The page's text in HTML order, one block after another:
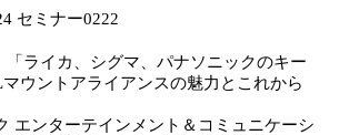
セミナー0222
ライカ、シグマ、パナソニックのキー
ウントアライアンスの魅力とこれから
ターテインメント＆コミュニケーシ